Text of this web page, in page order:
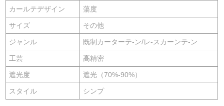
カールテデザイン 蕩度
サイズ その他
ジャンル 既制カーターテ-ン/レ-スカーンテ-ン
工芸 高精密
遮光度 遮光（70%-90%）
スタイル シンプ